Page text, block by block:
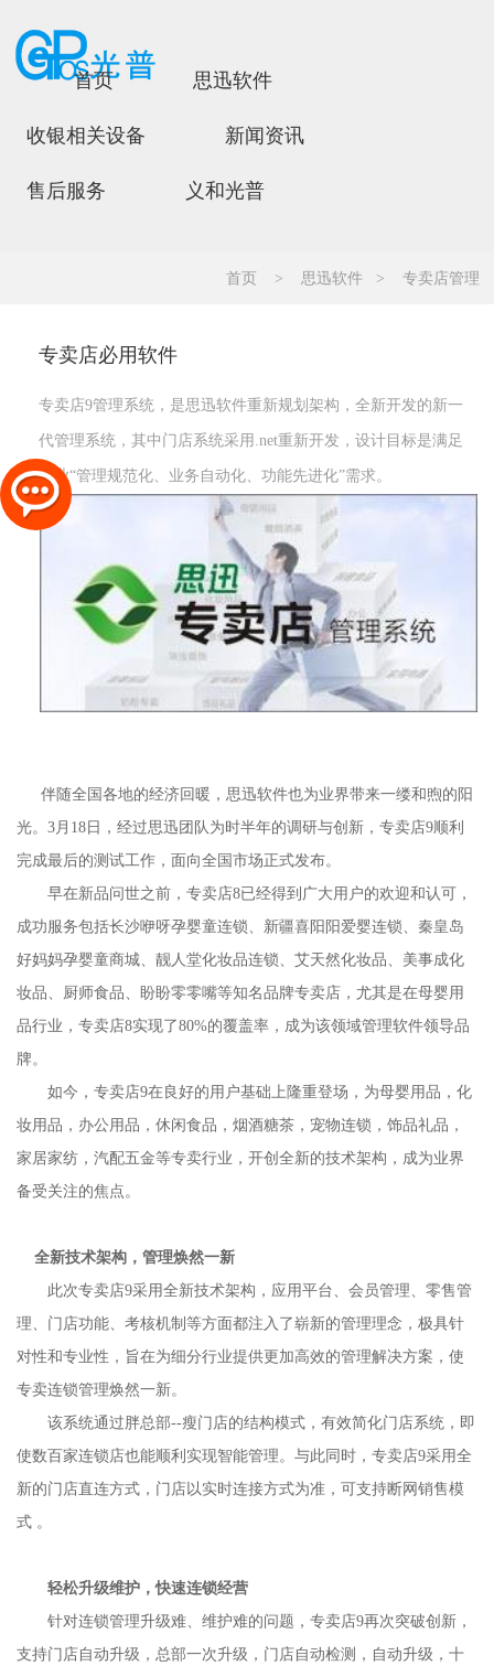
首页 思迅软件
收银相关设备 新闻资讯
售后服务 义和光普
首页 > 思迅软件 > 专卖店管理
专卖店必用软件
专卖店9管理系统，是思迅软件重新规划架构，全新开发的新一
代管理系统，其中门店系统采用.net重新开发，设计目标是满足
企业“管理规范化、业务自动化、功能先进化”需求。
伴随全国各地的经济回暖，思迅软件也为业界带来一缕和煦的阳
光。3月18日，经过思迅团队为时半年的调研与创新，专卖店9顺利
完成最后的测试工作，面向全国市场正式发布。
早在新品问世之前，专卖店8已经得到广大用户的欢迎和认可，
成功服务包括长沙咿呀孕婴童连锁、新疆喜阳阳爱婴连锁、秦皇岛
好妈妈孕婴童商城、靓人堂化妆品连锁、艾天然化妆品、美事成化
妆品、厨师食品、盼盼零零嘴等知名品牌专卖店，尤其是在母婴用
品行业，专卖店8实现了80%的覆盖率，成为该领域管理软件领导品
牌。
如今，专卖店9在良好的用户基础上隆重登场，为母婴用品，化
妆用品，办公用品，休闲食品，烟酒糖茶，宠物连锁，饰品礼品，
家居家纺，汽配五金等专卖行业，开创全新的技术架构，成为业界
备受关注的焦点。
全新技术架构，管理焕然一新
此次专卖店9采用全新技术架构，应用平台、会员管理、零售管
理、门店功能、考核机制等方面都注入了崭新的管理理念，极具针
对性和专业性，旨在为细分行业提供更加高效的管理解决方案，使
专卖连锁管理焕然一新。
该系统通过胖总部--瘦门店的结构模式，有效简化门店系统，即
使数百家连锁店也能顺利实现智能管理。与此同时，专卖店9采用全
新的门店直连方式，门店以实时连接方式为准，可支持断网销售模
式 。
轻松升级维护，快速连锁经营
针对连锁管理升级难、维护难的问题，专卖店9再次突破创新，
支持门店自动升级，总部一次升级，门店自动检测，自动升级，十